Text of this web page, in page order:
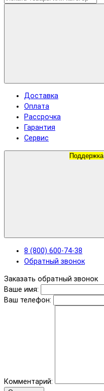
Доставка
Оплата
Рассрочка
Гарантия
Сервис
Поддержка
8 (800) 600-74-38
Обратный звонок
Заказать обратный звонок
Ваше имя:
Ваш телефон:
Комментарий: